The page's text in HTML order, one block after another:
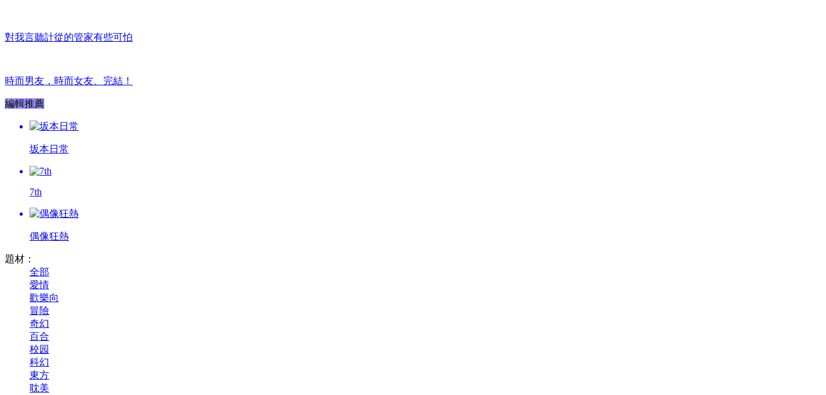
對我言聽計從的管家有些可怕
時而男友，時而女友、完結！
編輯推薦
坂本日常
7th
偶像狂熱
題材：
全部
愛情
歡樂向
冒險
奇幻
百合
校园
科幻
東方
耽美